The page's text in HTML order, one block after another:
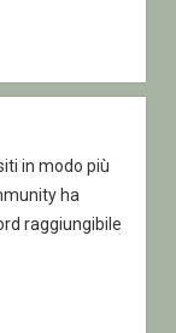
in modo più
ha
raggiungibile